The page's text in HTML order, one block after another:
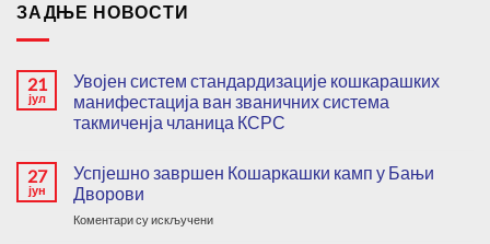
ЗАДЊЕ НОВОСТИ
21
јул
Увојен систем стандардизације кошкарашких
манифестација ван званичних система
такмиченја чланица КСРС
на
Увојен
систем
стандардизације
кошкарашких
27
јун
Успјешно завршен Кошаркашки камп у Бањи
Дворови
Коментари су искљученина